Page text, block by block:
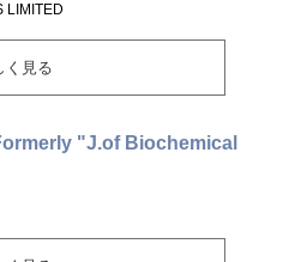
LIMITED
く見る
"J.of Biochemical